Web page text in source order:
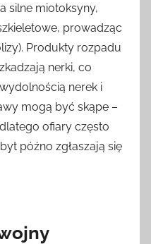
silne miotoksyny,
prowadząc
Produkty rozpadu
nerki, co
nerek i
mogą być skąpe –
ofiary często
późno zgłaszają się